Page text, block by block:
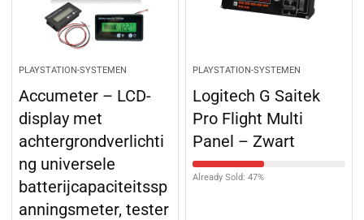
PLAYSTATION-SYSTEMEN
Accumeter – LCD-
display met
achtergrondverlichti
ng universele
batterijcapaciteitssp
anningsmeter, tester
PLAYSTATION-SYSTEMEN
Logitech G Saitek
Pro Flight Multi
Panel – Zwart
Already Sold: 47%